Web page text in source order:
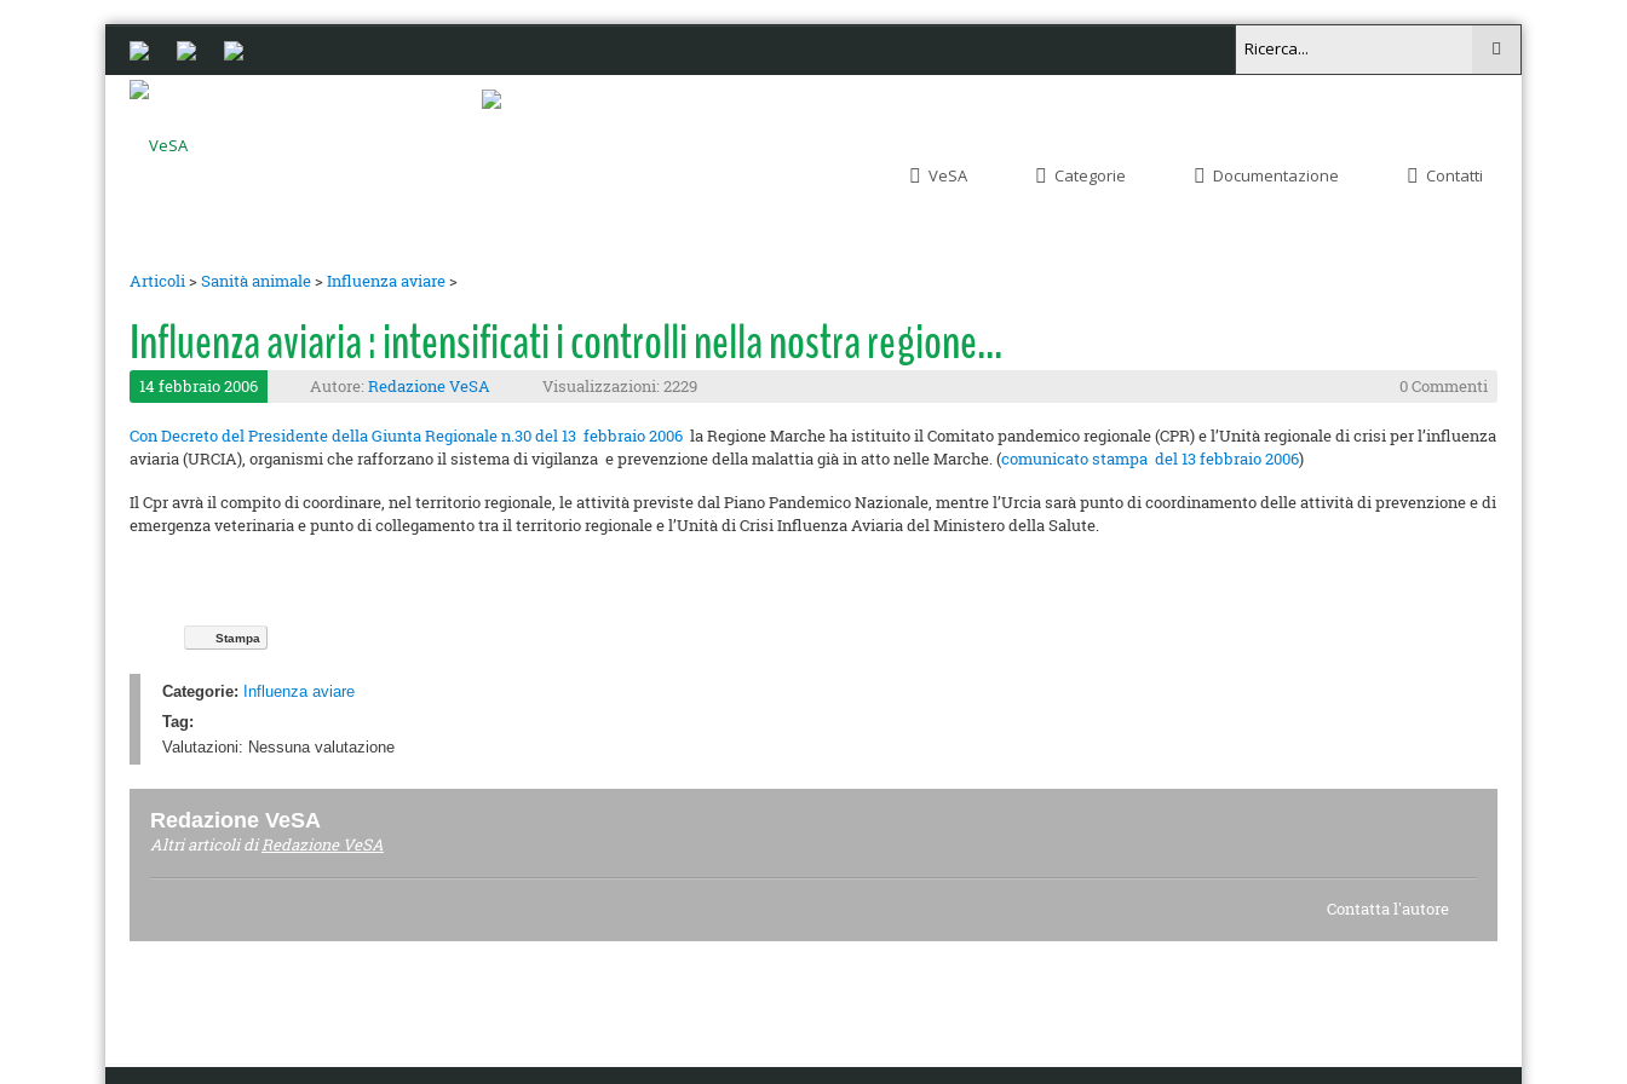
VeSA Categorie Documentazione Contatti
Articoli>Sanità animale>Influenza aviare>
Influenza aviaria : intensificati i controlli nella nostra regione...
14 febbraio 2006 Autore: Redazione VeSA Visualizzazioni: 2229 0 Commenti
Con Decreto del Presidente della Giunta Regionale n.30 del 13 febbraio 2006 la Regione Marche ha istituito il Comitato pandemico regionale (CPR) e l’Unità regionale di crisi per l’influenza
aviaria (URCIA), organismi che rafforzano il sistema di vigilanza e prevenzione della malattia già in atto nelle Marche. (comunicato stampa del 13 febbraio 2006)
Il Cpr avrà il compito di coordinare, nel territorio regionale, le attività previste dal Piano Pandemico Nazionale, mentre l’Urcia sarà punto di coordinamento delle attività di prevenzione e di
emergenza veterinaria e punto di collegamento tra il territorio regionale e l’Unità di Crisi Influenza Aviaria del Ministero della Salute.
Stampa
Categorie: Influenza aviare
Tag:
Valutazioni: Nessuna valutazione
Redazione VeSA
Altri articoli diRedazione VeSA
Contatta l'autore